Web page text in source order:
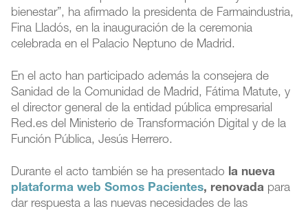
bienestar”, ha afirmado la presidenta de Farmaindustria,
Fina Lladós, en la inauguración de la ceremonia
celebrada en el Palacio Neptuno de Madrid.
En el acto han participado además la consejera de
Sanidad de la Comunidad de Madrid, Fátima Matute, y
el director general de la entidad pública empresarial
Red.es del Ministerio de Transformación Digital y de la
Función Pública, Jesús Herrero.
Durante el acto también se ha presentado la nueva
plataforma web Somos Pacientes, renovada para
dar respuesta a las nuevas necesidades de las